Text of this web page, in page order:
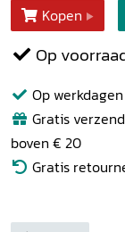
Kopen
Op
Op
Gratis
boven € 20
Gratis